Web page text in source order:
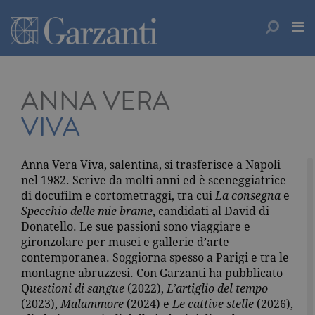
ANNA VERA
VIVA
Anna Vera Viva, salentina, si trasferisce a Napoli
nel 1982. Scrive da molti anni ed è sceneggiatrice
di docufilm e cortometraggi, tra cui La consegna e
Specchio delle mie brame, candidati al David di
Donatello. Le sue passioni sono viaggiare e
gironzolare per musei e gallerie d’arte
contemporanea. Soggiorna spesso a Parigi e tra le
montagne abruzzesi. Con Garzanti ha pubblicato
Questioni di sangue (2022), L’artiglio del tempo
(2023), Malammore (2024) e Le cattive stelle (2026),